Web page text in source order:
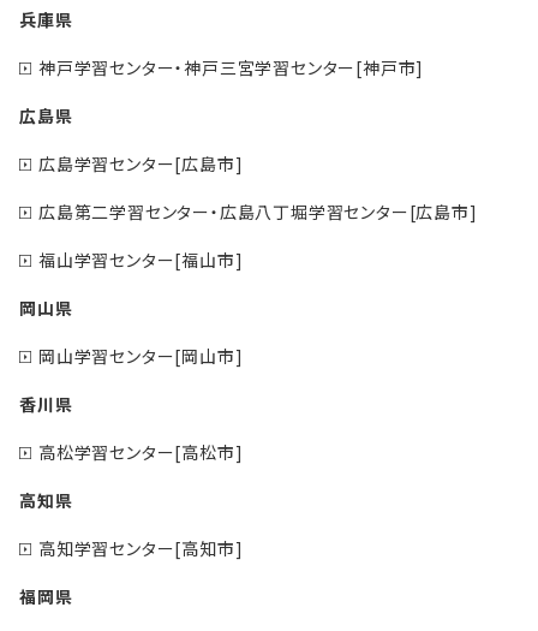
兵庫県
神戸学習センター・神戸三宮学習センター[神戸市]
広島県
広島学習センター[広島市]
広島第二学習センター・広島八丁堀学習センター[広島市]
福山学習センター[福山市]
岡山県
岡山学習センター[岡山市]
香川県
高松学習センター[高松市]
高知県
高知学習センター[高知市]
福岡県